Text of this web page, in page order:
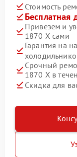
Стоимость
Бесплатная
Привезем и
1870 X сами
Гарантия на
Срочный
1870 X в
Скидка для